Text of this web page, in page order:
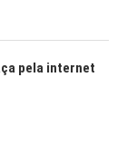
pela internet